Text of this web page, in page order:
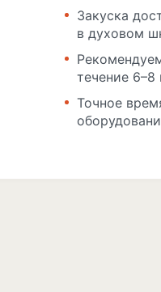
Закуска
в духовом
течение 6–8
Точное